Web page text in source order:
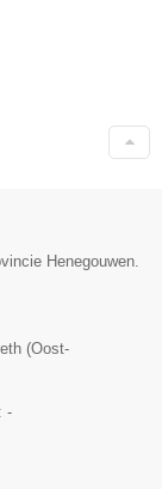
Henegouwen.
(Oost-
-